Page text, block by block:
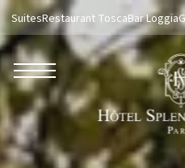
ROBERTO NALDI
SuitesRestaurant ToscaBar Loggia